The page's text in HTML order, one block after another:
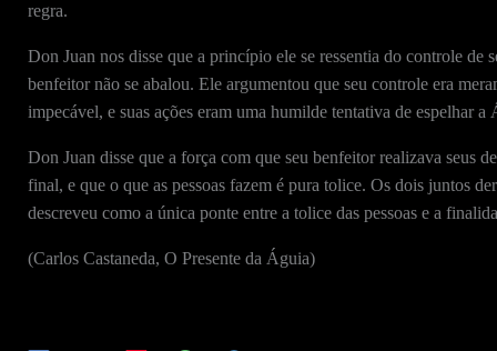
regra.
Don Juan nos disse que a princípio ele se ressentia do controle de
benfeitor não se abalou. Ele argumentou que seu controle era
impecável, e suas ações eram uma humilde tentativa de espelhar a
Don Juan disse que a força com que seu benfeitor realizava seus
final, e que o que as pessoas fazem é pura tolice. Os dois juntos
descreveu como a única ponte entre a tolice das pessoas e a
(Carlos Castaneda, O Presente da Águia)